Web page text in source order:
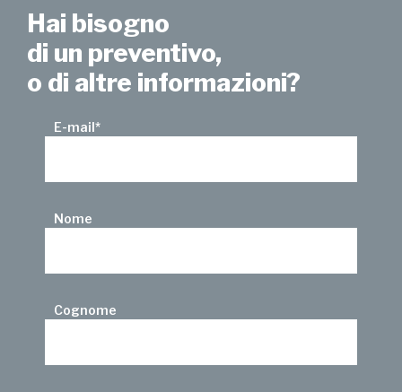
Hai bisogno
di un preventivo,
o di altre informazioni?
E-mail*
Nome
Cognome